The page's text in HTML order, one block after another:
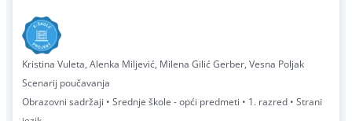
Kristina Vuleta, Alenka Miljević, Milena Gilić Gerber, Vesna Poljak
Scenarij poučavanja
Obrazovni sadržaji • Srednje škole - opći predmeti • 1. razred • Strani